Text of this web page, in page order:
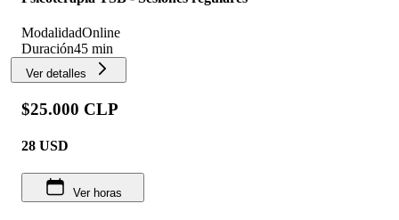
ModalidadOnline
Duración45 min
Ver detalles
$25.000 CLP
28 USD
Ver horas